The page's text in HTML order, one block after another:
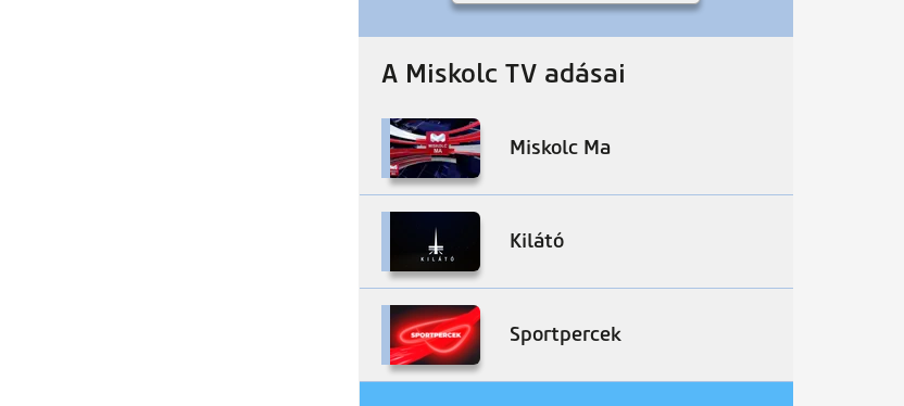
A Miskolc TV adásai
Miskolc Ma
Kilátó
Sportpercek